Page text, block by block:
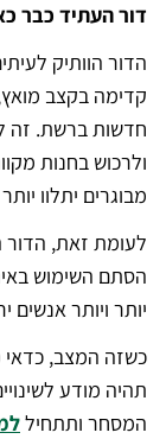
דור העתיד כבר
הדור הוותיק
קדימה בקצב
חדשות ברשת. זה
ולרכוש בחנות
מבוגרים יתלוו
לעומת זאת, הדור
הסתם השימוש
יותר ויותר
כשזה המצב,
תהיה מודע
המסחר ותתחיל